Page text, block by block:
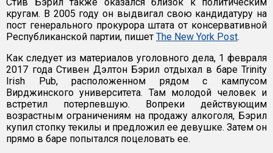
кругам. В 2005 году он выдвигал свою кандидатуру на
пост генерального прокурора штата от консервативной
Республиканской партии, пишет The New York Post.
Как следует из материалов уголовного дела, 1 февраля
2017 года Стивен Дэлтон Бэрил отдыхал в баре Trinity
Irish Pub, расположенном рядом с кампусом
Вирджинского университета. Там молодой человек и
встретил потерпевшую. Вопреки действующим
возрастным ограничениям на продажу алкоголя, Бэрил
купил стопку текилы и предложил ее девушке. Затем он
прямо в баре попытался поцеловать ее.